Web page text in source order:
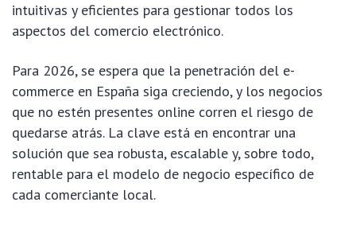
intuitivas y eficientes para gestionar todos los
aspectos del comercio electrónico.
Para 2026, se espera que la penetración del e-
commerce en España siga creciendo, y los negocios
que no estén presentes online corren el riesgo de
quedarse atrás. La clave está en encontrar una
solución que sea robusta, escalable y, sobre todo,
rentable para el modelo de negocio específico de
cada comerciante local.